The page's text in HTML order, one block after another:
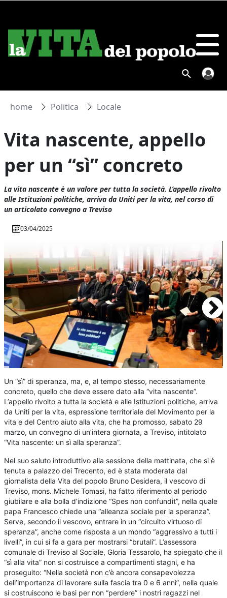
home Politica Locale
Vita nascente, appello
per un “sì” concreto
La vita nascente è un valore per tutta la società. L’appello rivolto
alle Istituzioni politiche, arriva da Uniti per la vita, nel corso di
un articolato convegno a Treviso
03/04/2025
Un “sì” di speranza, ma, e, al tempo stesso, necessariamente
concreto, quello che deve essere dato alla “vita nascente”.
L’appello rivolto a tutta la società e alle Istituzioni politiche, arriva
da Uniti per la vita, espressione territoriale del Movimento per la
vita e del Centro aiuto alla vita, che ha promosso, sabato 29
marzo, un convegno di un’intera giornata, a Treviso, intitolato
“Vita nascente: un sì alla speranza”.
Nel suo saluto introduttivo alla sessione della mattinata, che si è
tenuta a palazzo dei Trecento, ed è stata moderata dal
giornalista della Vita del popolo Bruno Desidera, il vescovo di
Treviso, mons. Michele Tomasi, ha fatto riferimento al periodo
giubilare e alla bolla d’indizione “Spes non confundit”, nella quale
papa Francesco chiede una “alleanza sociale per la speranza”.
Serve, secondo il vescovo, entrare in un “circuito virtuoso di
speranza”, anche come risposta a un mondo “aggressivo a tutti i
livelli”, in cui si fa a gara per mostrarsi “brutali”. L’assessora
comunale di Treviso al Sociale, Gloria Tessarolo, ha spiegato che il
“sì alla vita” non si costruisce a compartimenti stagni, e ha
proseguito: “Nella società non c’è ancora consapevolezza
dell’importanza di lavorare sulla fascia tra 0 e 6 anni”, nella quale
si costruiscono le basi per non “perdere” i nostri ragazzi nel